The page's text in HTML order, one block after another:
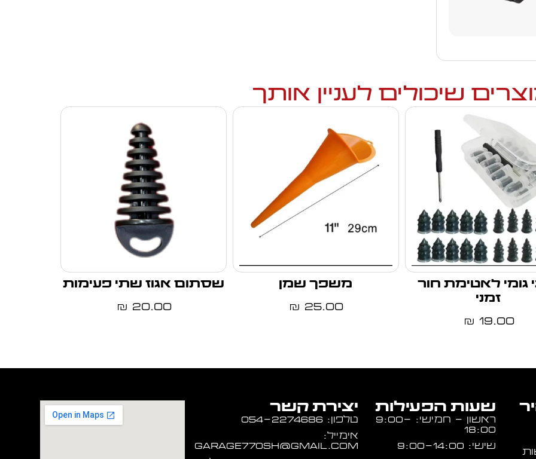
שיכולים לעניין אותך
גומי לאטימת חור
זמני
19.00
₪
משפך שמן
25.00
₪
שסתום אגוז שתי פעימות
20.00
₪
שעות הפעילות
ראשון - חמישי: 9:00-
18:00
שישי: 9:00-14:00
יצירת קשר
טלפון: 054-2274686
אימייל:
garage770sh@gmail.com